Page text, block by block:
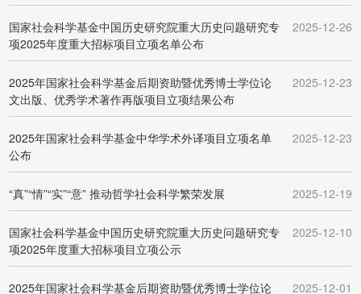
国家社会科学基金中国历史研究院重大历史问题研究专
项2025年度重大招标项目立项名单公布
2025-12-26
2025年国家社会科学基金后期资助暨优秀博士学位论
文出版、优秀学术著作再版项目立项结果公布
2025-12-23
2025年国家社会科学基金中华学术外译项目立项名单
公布
2025-12-23
“真”“情”“实”“意” 推动哲学社会科学繁荣发展 2025-12-19
国家社会科学基金中国历史研究院重大历史问题研究专
项2025年度重大招标项目立项公示
2025-12-10
2025年国家社会科学基金后期资助暨优秀博士学位论 2025-12-01